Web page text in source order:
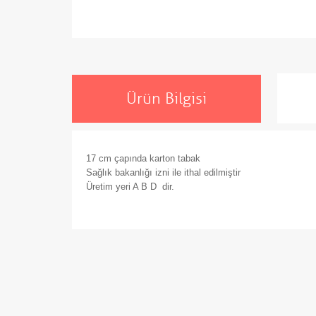
Ürün Bilgisi
17 cm çapında karton tabak
Sağlık bakanlığı izni ile ithal edilmiştir
Üretim yeri A B D dir.